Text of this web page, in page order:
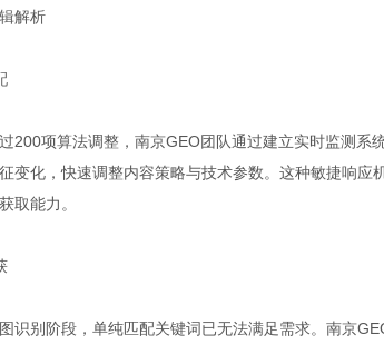
解析
200项算法调整，南京GEO团队通过建立实时监测系
变化，快速调整内容策略与技术参数。这种敏捷响
取能力。
识别阶段，单纯匹配关键词已无法满足需求。南京